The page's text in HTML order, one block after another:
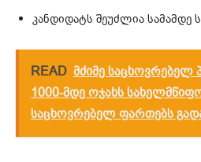
კანდიდატს შეუძლია სამამდე
READ მძიმე საცხოვრებელ
1000-მდე ოჯახს
საცხოვრებელ ფართებს